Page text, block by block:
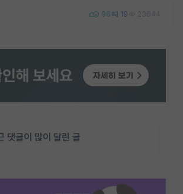
96 19 23644
댓글이 많이 달린 글